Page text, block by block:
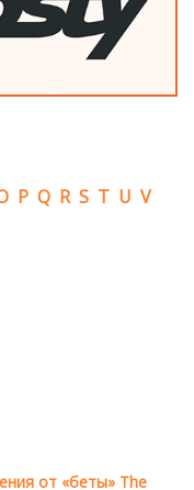
P Q R S T U V
от «беты» The